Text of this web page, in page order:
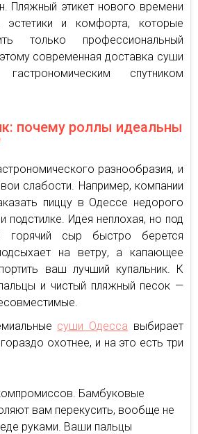
Пляжный этикет нового времени
эстетики и комфорта, которые
только профессиональный
современная доставка суши
спутником
почему роллы идеальны
разнообразия, и
слабости. Например, компании
пиццу в Одессе недорого
подстилке. Идея неплохая, но под
горячий сыр быстро берется
на ветру, а капающее
ваш лучший купальник. К
и чистый пляжный песок —
суши Одесса выбирает
охотнее, и на это есть три
Бамбуковые
вам перекусить, вообще не
руками. Ваши пальцы